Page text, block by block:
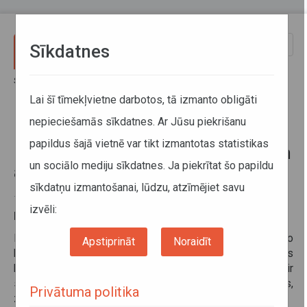
Sākums
Par bīstamo kravu pārvadājumiem ar autotransportu
Par bīstamo kravu pārvadājumiem
ar autotransportu
16. maijs 2025
Par bīstamo kravu pārvadājumiem ar autotransportu
Informatīvais materiāls sniedz vispārēju ieskatu bīstamo
kravu pārvadājumu organizēšanā, bet katras bīstamās
kravas pārvadājumam ir individuāls raksturs un tam ir
savas speciālas prasības, tāpēc aicinām konsultēties,
zvanot pa tālruni 67686463.
Sīkdatnes
Lai šī tīmekļvietne darbotos, tā izmanto obligāti
nepieciešamās sīkdatnes. Ar Jūsu piekrišanu
papildus šajā vietnē var tikt izmantotas statistikas
un sociālo mediju sīkdatnes. Ja piekrītat šo papildu
sīkdatņu izmantošanai, lūdzu, atzīmējiet savu
izvēli:
Apstiprināt Noraidīt
Privātuma politika